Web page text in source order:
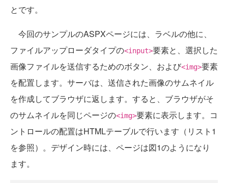
とです。
今回のサンプルのASPXページには、ラベルの他に、
ファイルアップローダタイプの<input>要素と、選択した
画像ファイルを送信するためのボタン、および<img>要素
を配置します。サーバは、送信された画像のサムネイル
を作成してブラウザに返します。すると、ブラウザがそ
のサムネイルを同じページの<img>要素に表示します。コ
ントロールの配置はHTMLテーブルで行います（リスト1
を参照）。デザイン時には、ページは図1のようになり
ます。